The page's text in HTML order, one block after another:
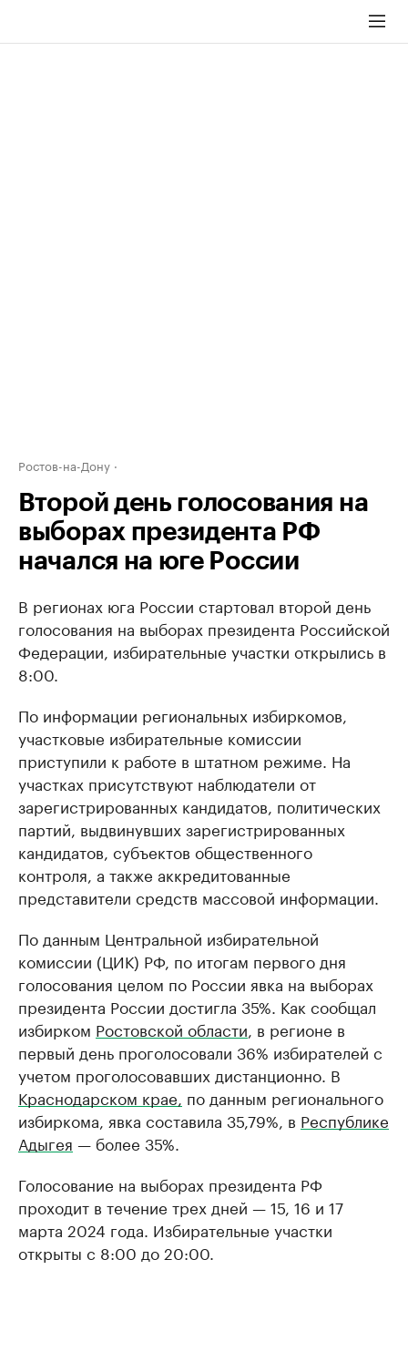
Ростов-на-Дону
Второй день голосования на
выборах президента РФ
начался на юге России
В регионах юга России стартовал второй день
голосования на выборах президента Российской
Федерации, избирательные участки открылись в
8:00.
По информации региональных избиркомов,
участковые избирательные комиссии
приступили к работе в штатном режиме. На
участках присутствуют наблюдатели от
зарегистрированных кандидатов, политических
партий, выдвинувших зарегистрированных
кандидатов, субъектов общественного
контроля, а также аккредитованные
представители средств массовой информации.
По данным Центральной избирательной
комиссии (ЦИК) РФ, по итогам первого дня
голосования целом по России явка на выборах
президента России достигла 35%. Как сообщал
избирком Ростовской области , в регионе в
первый день проголосовали 36% избирателей с
учетом проголосовавших дистанционно. В
Краснодарском крае, по данным регионального
избиркома, явка составила 35,79%, в Республике
Адыгея — более 35%.
Голосование на выборах президента РФ
проходит в течение трех дней — 15, 16 и 17
марта 2024 года. Избирательные участки
открыты с 8:00 до 20:00.